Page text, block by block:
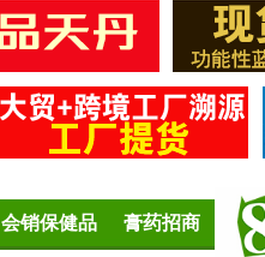
会销保健品 膏药招商